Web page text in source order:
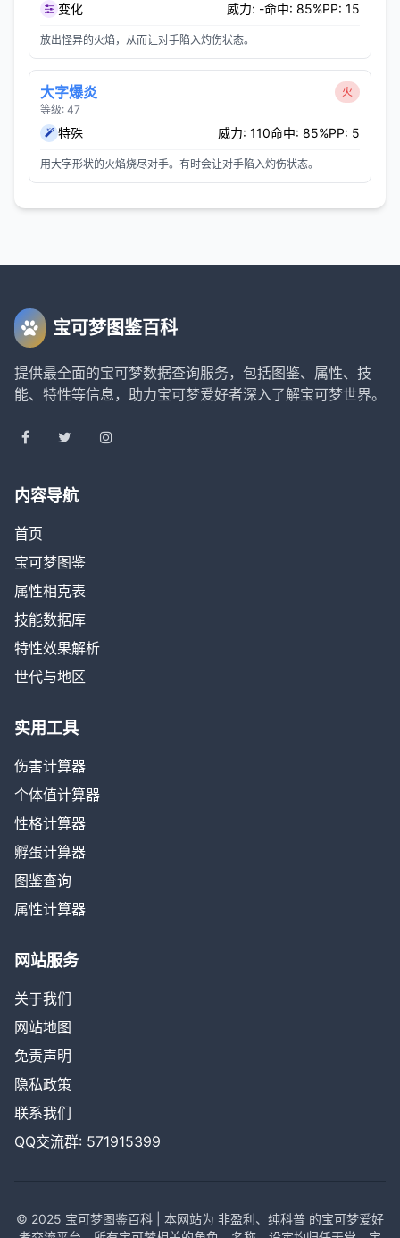
变化 威力: -命中: 85%PP: 15
放出怪异的火焰，从而让对手陷入灼伤状态。
大字爆炎
等级: 47
火
特殊 威力: 110命中: 85%PP: 5
用大字形状的火焰烧尽对手。有时会让对手陷入灼伤状态。
宝可梦图鉴百科
提供最全面的宝可梦数据查询服务，包括图鉴、属性、技
能、特性等信息，助力宝可梦爱好者深入了解宝可梦世界。
内容导航
首页
宝可梦图鉴
属性相克表
技能数据库
特性效果解析
世代与地区
实用工具
伤害计算器
个体值计算器
性格计算器
孵蛋计算器
图鉴查询
属性计算器
网站服务
关于我们
网站地图
免责声明
隐私政策
联系我们
QQ交流群: 571915399
© 2025 宝可梦图鉴百科 | 本网站为 非盈利、纯科普 的宝可梦爱好